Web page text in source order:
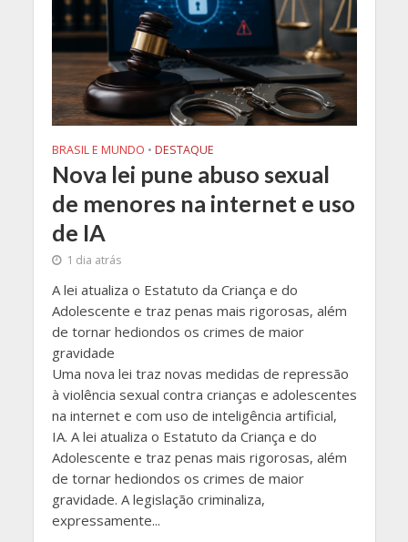
BRASIL E MUNDO • DESTAQUE
Nova lei pune abuso sexual
de menores na internet e uso
de IA
1 dia atrás
A lei atualiza o Estatuto da Criança e do
Adolescente e traz penas mais rigorosas, além
de tornar hediondos os crimes de maior
gravidade
Uma nova lei traz novas medidas de repressão
à violência sexual contra crianças e adolescentes
na internet e com uso de inteligência artificial,
IA. A lei atualiza o Estatuto da Criança e do
Adolescente e traz penas mais rigorosas, além
de tornar hediondos os crimes de maior
gravidade. A legislação criminaliza,
expressamente...